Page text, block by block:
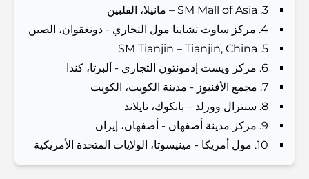
Families
أشياء يمكنك القيام بها في دبي خلال فصل الصيف: دليلك الأمثل
للتغلب على الحرارة
أفضل الهدايا الفاخرة للرجال: أفكار هدايا مميزة وخالدة
Best Hotels in Business Bay, Dubai: Your Ultimate
Guide
3. SM Mall of Asia – مانيلا، الفلبين
4. مركز ساوث تشاينا مول التجاري - دونغقوان، الصين
5. SM Tianjin – Tianjin, China
6. مركز ويست إدمونتون التجاري - ألبرتا، كندا
7. مجمع الأفنيوز - مدينة الكويت، الكويت
8. سنترال وورلد – بانكوك، تايلاند
9. مركز مدينة أصفهان - أصفهان، إيران
10. مول أمريكا - مينيسوتا، الولايات المتحدة الأمريكية